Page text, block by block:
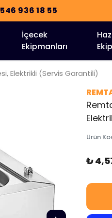
İçecek
Ekipmanları
Elektrikli (Servis Garantili)
Ürün
₺